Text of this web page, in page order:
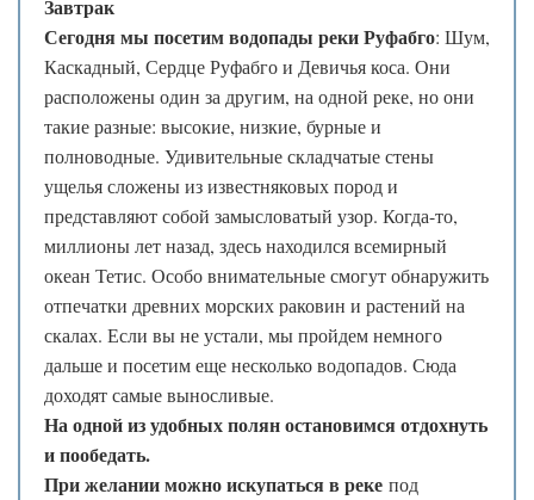
❆
*
.
.
Завтрак
Сегодня мы посетим водопады реки Руфабго: Шум,
Каскадный, Сердце Руфабго и Девичья коса. Они
расположены один за другим, на одной реке, но они
такие разные: высокие, низкие, бурные и
полноводные. Удивительные складчатые стены
ущелья сложены из известняковых пород и
представляют собой замысловатый узор. Когда-то,
миллионы лет назад, здесь находился всемирный
океан Тетис. Особо внимательные смогут обнаружить
отпечатки древних морских раковин и растений на
скалах. Если вы не устали, мы пройдем немного
дальше и посетим еще несколько водопадов. Сюда
доходят самые выносливые.
На одной из удобных полян остановимся отдохнуть
и пообедать.
При желании можно искупаться в реке под